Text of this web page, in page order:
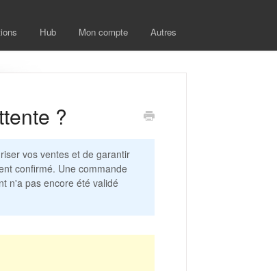
Hub Mon compte Autres
?
vos ventes et de garantir
confirmé. Une commande
n'a pas encore été validé